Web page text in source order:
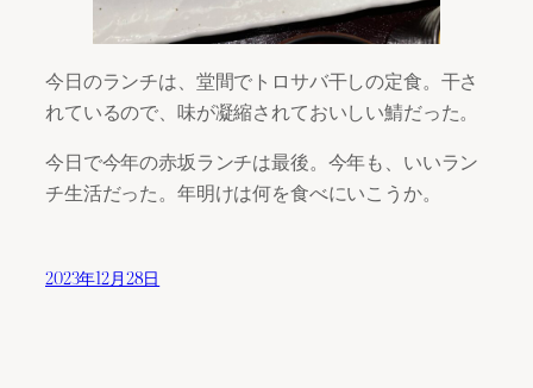
今日のランチは、堂間でトロサバ干しの定食。干さ
れているので、味が凝縮されておいしい鯖だった。
今日で今年の赤坂ランチは最後。今年も、いいラン
チ生活だった。年明けは何を食べにいこうか。
2023年12月28日